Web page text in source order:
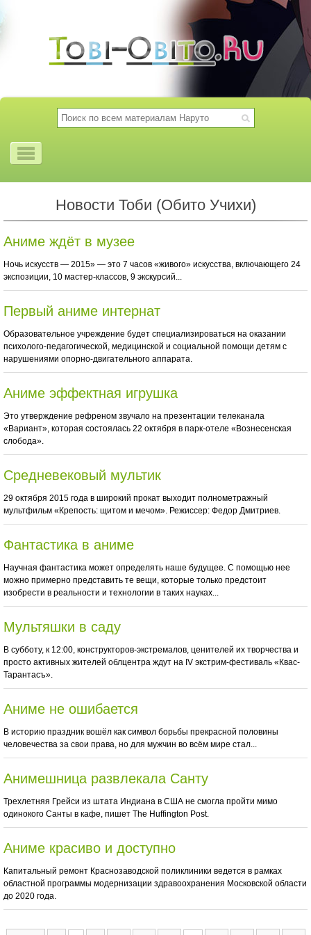
Новости Тоби (Обито Учихи)
Аниме ждёт в музее
Ночь искусств — 2015» — это 7 часов «живого» искусства, включающего 24
экспозиции, 10 мастер-классов, 9 экскурсий...
Первый аниме интернат
Образовательное учреждение будет специализироваться на оказании
психолого-педагогической, медицинской и социальной помощи детям с
нарушениями опорно-двигательного аппарата.
Аниме эффектная игрушка
Это утверждение рефреном звучало на презентации телеканала
«Вариант», которая состоялась 22 октября в парк-отеле «Вознесенская
слобода».
Средневековый мультик
29 октября 2015 года в широкий прокат выходит полнометражный
мультфильм «Крепость: щитом и мечом». Режиссер: Федор Дмитриев.
Фантастика в аниме
Научная фантастика может определять наше будущее. С помощью нее
можно примерно представить те вещи, которые только предстоит
изобрести в реальности и технологии в таких науках...
Мультяшки в саду
В субботу, к 12:00, конструкторов-экстремалов, ценителей их творчества и
просто активных жителей облцентра ждут на IV экстрим-фестиваль «Квас-
Тарантасъ».
Аниме не ошибается
В историю праздник вошёл как символ борьбы прекрасной половины
человечества за свои права, но для мужчин во всём мире стал...
Анимешница развлекала Санту
Трехлетняя Грейси из штата Индиана в США не смогла пройти мимо
одинокого Санты в кафе, пишет The Huffington Post.
Аниме красиво и доступно
Капитальный ремонт Краснозаводской поликлиники ведется в рамках
областной программы модернизации здравоохранения Московской области
до 2020 года.